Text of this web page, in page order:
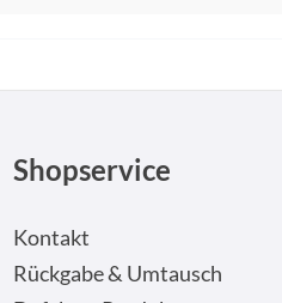
Shopservice
Kontakt
Rückgabe & Umtausch